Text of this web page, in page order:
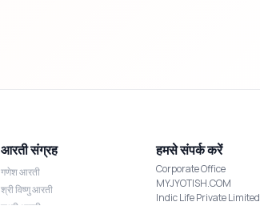
आरती संग्रह
गणेश आरती
श्री विष्णु आरती
लक्ष्मी आरती
हमसे संपर्क करें
Corporate Office
MYJYOTISH.COM
Indic Life Private Limited